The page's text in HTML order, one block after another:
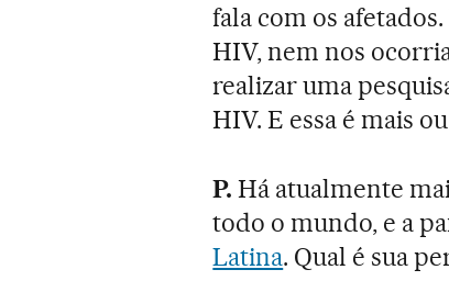
fala com os
HIV, nem nos
realizar uma
HIV. E essa é mais
P. Há atualmente
todo o mundo, e a
Latina. Qual é sua